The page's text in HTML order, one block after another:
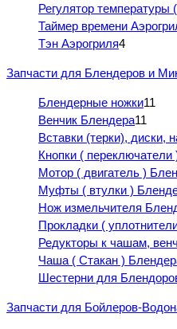
Регулятор температуры
Таймер времени
Тэн Аэрогриля4
Запчасти для Блендеров и
Блендерные ножки11
Венчик Блендера11
Вставки (терки), диски,
Кнопки (
Мотор ( двигатель )
Муфты ( втулки )
Нож измельчителя
Прокладки (
Редукторы к чашам,
Чаша ( Стакан )
Шестерни для
Запчасти для Бойлеров-